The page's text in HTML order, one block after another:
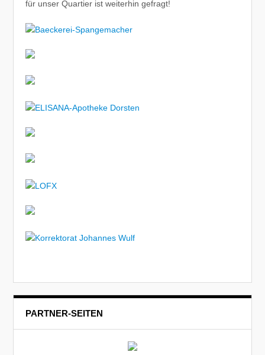
für unser Quartier ist weiterhin gefragt!
PARTNER-SEITEN